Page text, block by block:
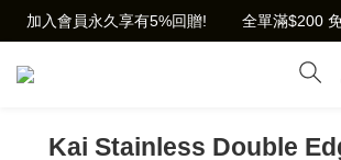
加入會員永久享有5%回贈!        全單滿$200
Kai Stainless Double